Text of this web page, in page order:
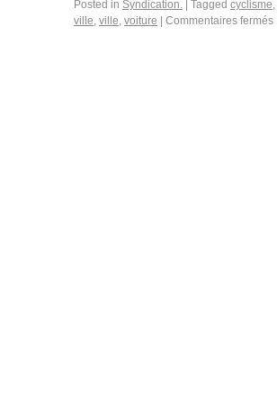
Posted in Syndication. Tagged cyclisme,
ville, ville, voiture Commentaires fermés